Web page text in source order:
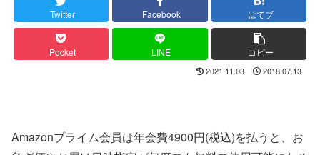
Twitter Facebook はてブ
Pocket LINE コピー
2021.11.03 2018.07.13
Amazonプライム会員は年会費4900円(税込)を払うと、お